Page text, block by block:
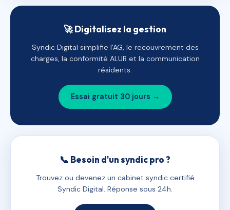
🚀 Digitalisez la gestion
Syndic Digital simplifie l'AG, le recouvrement des
charges, la conformité ALUR et la communication
résidents.
Essai gratuit 30 jours →
📞 Besoin d'un syndic pro ?
Trouvez ou devenez un cabinet syndic certifié
Syndic Digital. Réponse sous 24h.